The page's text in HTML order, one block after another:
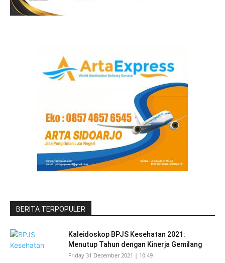
BERITA TERPOPULER
Kaleidoskop BPJS Kesehatan 2021:
Menutup Tahun dengan Kinerja Gemilang
Friday 31 December 2021 | 10:49